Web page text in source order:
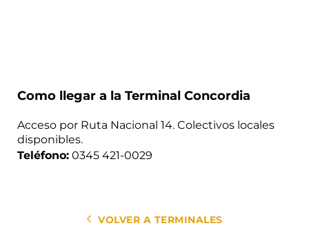
Como llegar a la Terminal Concordia
Acceso por Ruta Nacional 14. Colectivos locales
disponibles.
Teléfono:0345 421-0029
VOLVER A TERMINALES